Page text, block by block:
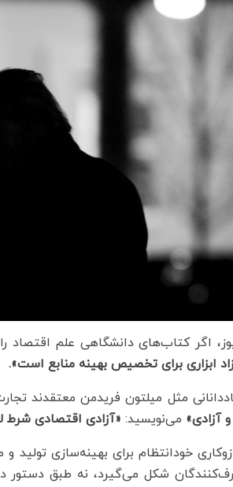
اگر کتاب‌های دانشگاهی علم اقتصاد
ابزاری برای تخصیص بهینه منابع است».
مثل میلتون فریدمن معتقدند
آزادی» می‌نویسید: «آزادی اقتصادی شرط
خودانتظام برای بهینه‌سازی
شکل می‌گیرد، نه طبق دستور